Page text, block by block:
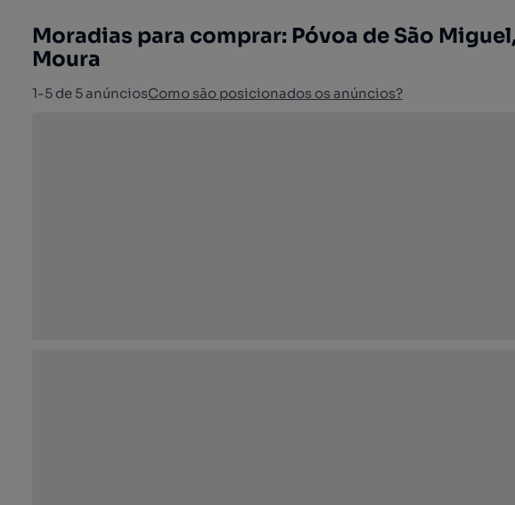
Moradias para comprar: Póvoa de São
Moura
1-5 de 5 anúnciosComo são posicionados os anúncios?